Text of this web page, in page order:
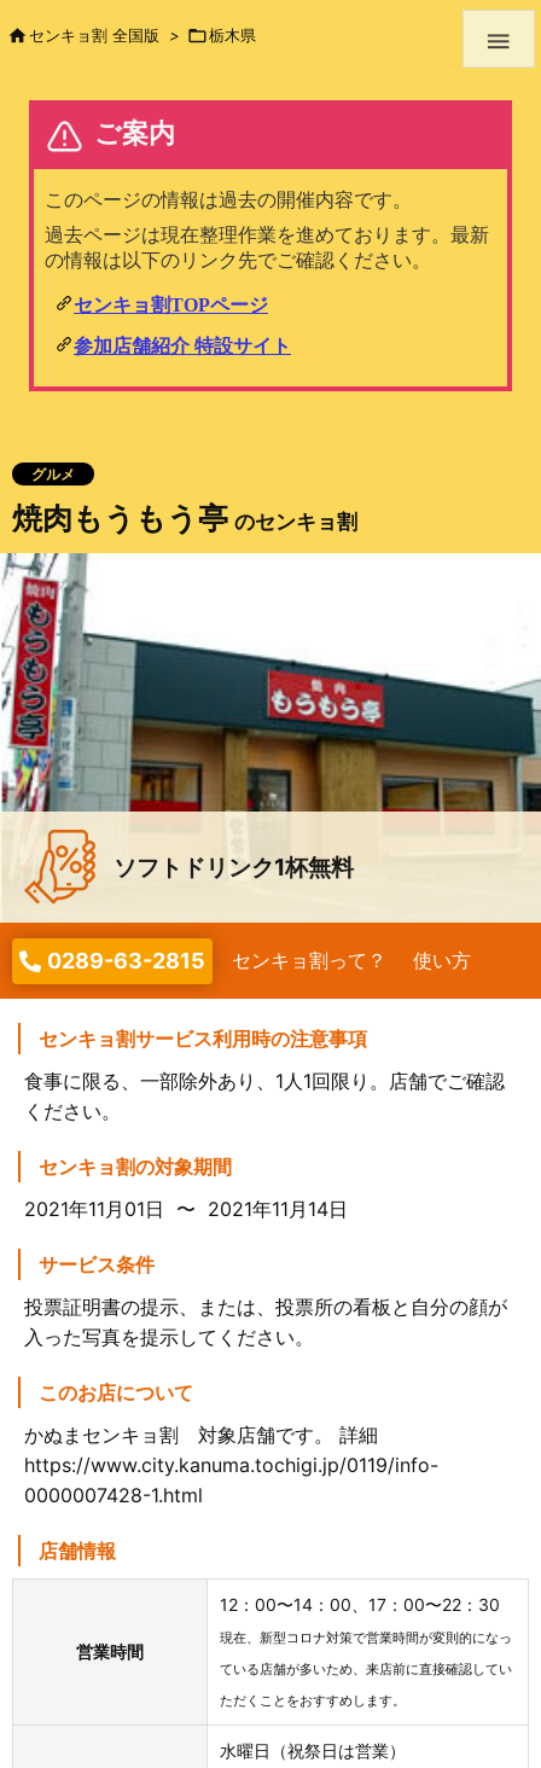

センキョ割 全国版 > 栃木県
グルメ
焼肉もうもう亭 のセンキョ割
ソフトドリンク1杯無料
0289-63-2815 センキョ割って？ 使い方
センキョ割サービス利用時の注意事項
食事に限る、一部除外あり、1人1回限り。店舗でご確認
ください。
センキョ割の対象期間
2021年11月01日 〜 2021年11月14日
サービス条件
投票証明書の提示、または、投票所の看板と自分の顔が
入った写真を提示してください。
このお店について
かぬまセンキョ割 対象店舗です。 詳細
https://www.city.kanuma.tochigi.jp/0119/info-
0000007428-1.html
店舗情報
営業時間
12：00〜14：00、17：00〜22：30
現在、新型コロナ対策で営業時間が変則的になっ
ている店舗が多いため、来店前に直接確認してい
ただくことをおすすめします。
水曜日（祝祭日は営業）